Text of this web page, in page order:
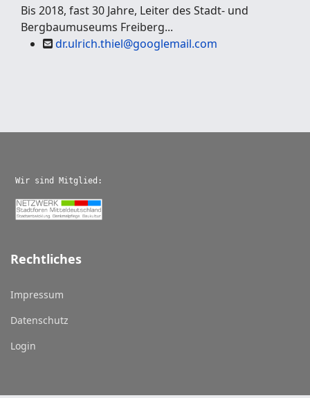
Bis 2018, fast 30 Jahre, Leiter des Stadt- und
Bergbaumuseums Freiberg...
dr.ulrich.thiel@googlemail.com
Wir sind Mitglied:
Rechtliches
Impressum
Datenschutz
Login